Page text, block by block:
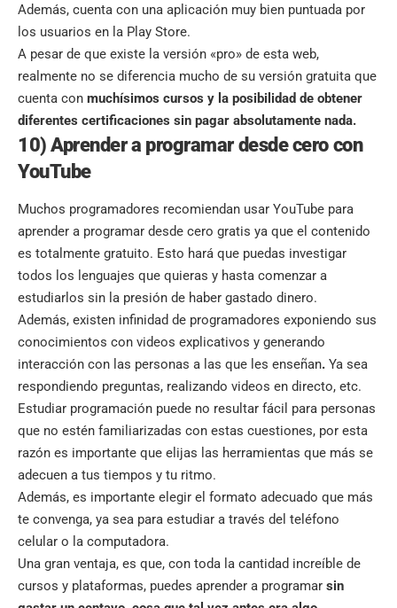
Además, cuenta con una aplicación muy bien puntuada por
los usuarios en la Play Store.
A pesar de que existe la versión «pro» de esta web,
realmente no se diferencia mucho de su versión gratuita que
cuenta con muchísimos cursos y la posibilidad de obtener
diferentes certificaciones sin pagar absolutamente nada.
10) Aprender a programar desde cero con
YouTube
Muchos programadores recomiendan usar YouTube para
aprender a programar desde cero gratis ya que el contenido
es totalmente gratuito. Esto hará que puedas investigar
todos los lenguajes que quieras y hasta comenzar a
estudiarlos sin la presión de haber gastado dinero.
Además, existen infinidad de programadores exponiendo sus
conocimientos con videos explicativos y generando
interacción con las personas a las que les enseñan. Ya sea
respondiendo preguntas, realizando videos en directo, etc.
Estudiar programación puede no resultar fácil para personas
que no estén familiarizadas con estas cuestiones, por esta
razón es importante que elijas las herramientas que más se
adecuen a tus tiempos y tu ritmo.
Además, es importante elegir el formato adecuado que más
te convenga, ya sea para estudiar a través del teléfono
celular o la computadora.
Una gran ventaja, es que, con toda la cantidad increíble de
cursos y plataformas, puedes aprender a programar sin